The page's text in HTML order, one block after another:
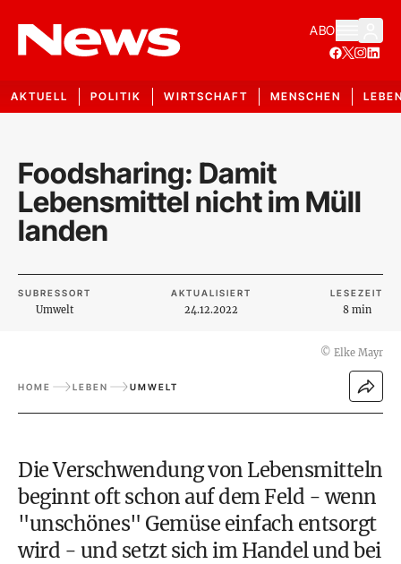
ABO
AKTUELL POLITIK WIRTSCHAFT MENSCHEN
Foodsharing: Damit
Lebensmittel nicht im Müll
landen
SUBRESSORT
Umwelt
AKTUALISIERT
24.12.2022
LESEZEIT
8 min
© Elke Mayr
HOME LEBEN UMWELT
DieVerschwendung von Lebensmitteln
beginnt oft schon auf dem Feld - wenn
"unschönes" Gemüse einfach entsorgt
wird - und setzt sich im Handel und bei